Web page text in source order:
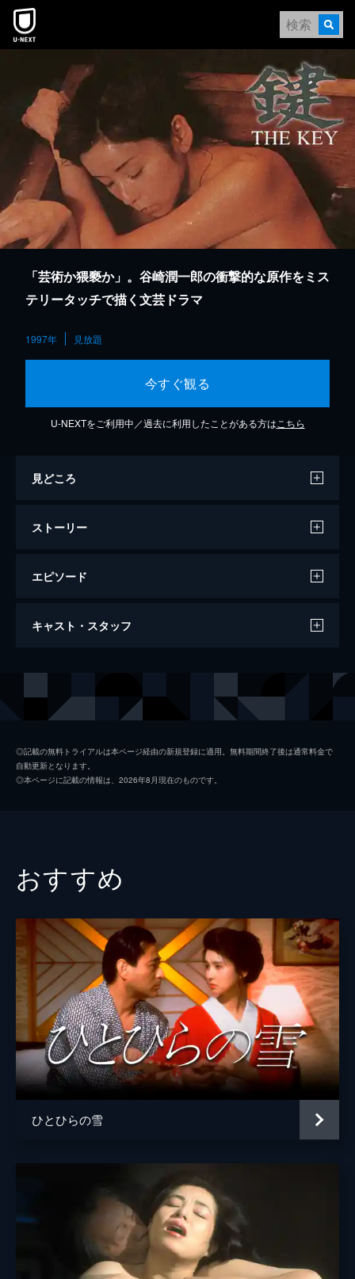
本文へスキップ
「芸術か猥褻か」。谷崎潤一郎の衝撃的な原作をミス
テリータッチで描く文芸ドラマ
1997年 見放題
今すぐ観る
U-NEXTをご利用中／過去に利用したことがある方は こちら
見どころ
ストーリー
エピソード
鍵 ＴＨＥ ＫＥＹ
キャスト・スタッフ
安西宗一郎 柄本明
看護婦 山口杏子
監督 池田敏春
原作 谷崎潤一郎
音楽 本多俊之
製作 黒澤満
植村徹
◎記載の無料トライアルは本ページ経由の新規登録に適用。無料期間終了後は通常料金で
自動更新となります。
◎本ページに記載の情報は、2026年8月現在のものです。
おすすめ
ひとひらの雪